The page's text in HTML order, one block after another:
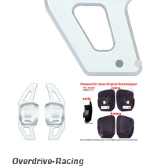
Overdrive-Racing